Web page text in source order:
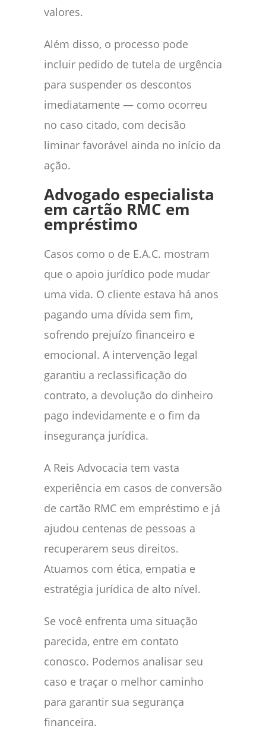
valores.
Além disso, o processo pode
incluir pedido de tutela de urgência
para suspender os descontos
imediatamente — como ocorreu
no caso citado, com decisão
liminar favorável ainda no início da
ação.
Advogado especialista
em cartão RMC em
empréstimo
Casos como o de E.A.C. mostram
que o apoio jurídico pode mudar
uma vida. O cliente estava há anos
pagando uma dívida sem fim,
sofrendo prejuízo financeiro e
emocional. A intervenção legal
garantiu a reclassificação do
contrato, a devolução do dinheiro
pago indevidamente e o fim da
insegurança jurídica.
A Reis Advocacia tem vasta
experiência em casos de conversão
de cartão RMC em empréstimo e já
ajudou centenas de pessoas a
recuperarem seus direitos.
Atuamos com ética, empatia e
estratégia jurídica de alto nível.
Se você enfrenta uma situação
parecida, entre em contato
conosco. Podemos analisar seu
caso e traçar o melhor caminho
para garantir sua segurança
financeira.